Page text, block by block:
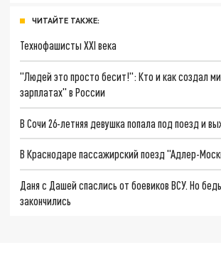
ЧИТАЙТЕ ТАКЖЕ:
Технофашисты XXI века
"Людей это просто бесит!": Кто и как создал
зарплатах" в России
В Сочи 26-летняя девушка попала под поезд и
В Краснодаре пассажирский поезд "Адлер-
Даня с Дашей спаслись от боевиков ВСУ. Но
закончились